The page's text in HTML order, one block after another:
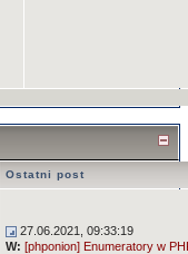
Ostatni post
27.06.2021, 09:33:19
W: [phponion] Enumeratory w